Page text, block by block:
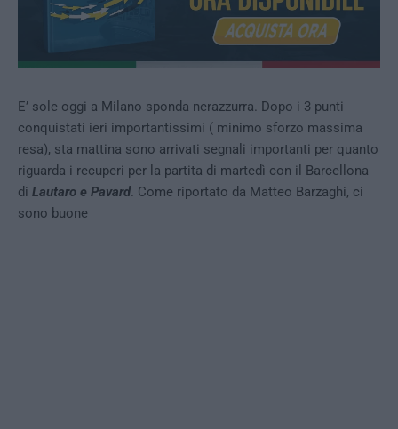
E’ sole oggi a Milano sponda nerazzurra. Dopo i 3 punti
conquistati ieri importantissimi ( minimo sforzo massima
resa), sta mattina sono arrivati segnali importanti per quanto
riguarda i recuperi per la partita di martedì con il Barcellona
di Lautaro e Pavard. Come riportato da Matteo Barzaghi, ci
sono buone